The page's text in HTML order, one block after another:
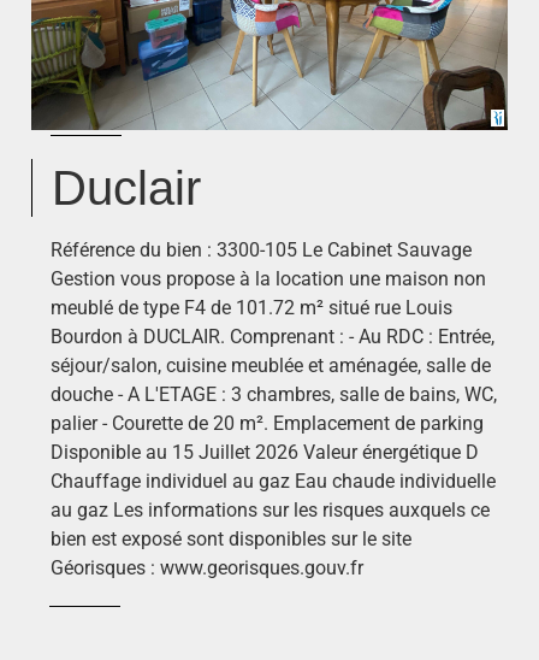
Duclair
Référence du bien : 3300-105 Le Cabinet Sauvage
Gestion vous propose à la location une maison non
meublé de type F4 de 101.72 m² situé rue Louis
Bourdon à DUCLAIR. Comprenant : - Au RDC : Entrée,
séjour/salon, cuisine meublée et aménagée, salle de
douche - A L'ETAGE : 3 chambres, salle de bains, WC,
palier - Courette de 20 m². Emplacement de parking
Disponible au 15 Juillet 2026 Valeur énergétique D
Chauffage individuel au gaz Eau chaude individuelle
au gaz Les informations sur les risques auxquels ce
bien est exposé sont disponibles sur le site
Géorisques : www.georisques.gouv.fr